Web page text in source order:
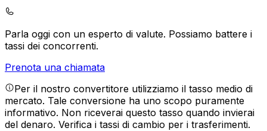
Parla oggi con un esperto di valute. Possiamo battere i
tassi dei concorrenti.
Prenota una chiamata
Per il nostro convertitore utilizziamo il tasso medio di
mercato. Tale conversione ha uno scopo puramente
informativo. Non riceverai questo tasso quando invierai
del denaro. Verifica i tassi di cambio per i trasferimenti.